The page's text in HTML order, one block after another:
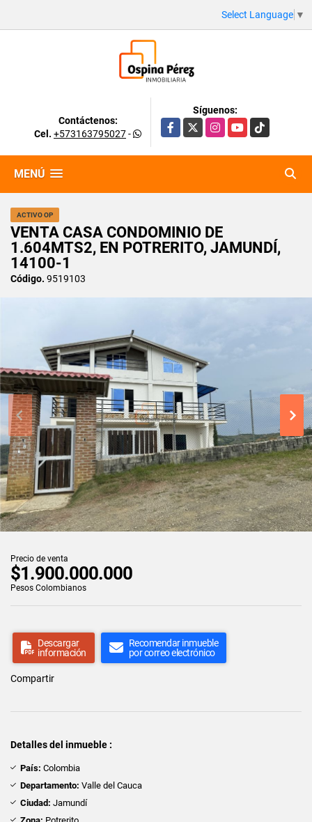
Select Language ▼
Contáctenos:
Cel. +573163795027-
Síguenos:
Facebook
X InstagramYouTubeTikTok
MENÚ
ACTIVO OP
VENTA CASA CONDOMINIO DE
1.604MTS2, EN POTRERITO, JAMUNDÍ,
14100-1
Código. 9519103
Precio de venta
$1.900.000.000
Pesos Colombianos
Descargar
información
Recomendar inmueble
por correo electrónico
Compartir
Detalles del inmueble :
País: Colombia
Departamento: Valle del Cauca
Ciudad: Jamundí